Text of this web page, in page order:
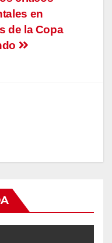
en
de la Copa